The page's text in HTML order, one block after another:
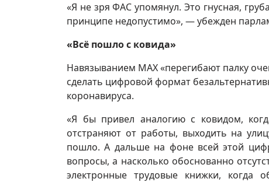
«Я не зря ФАС упомянул. Это гнусная,
принципе недопустимо», — убежден
«Всё пошло с ковида»
Навязыванием MAX «перегибают палку
сделать цифровой формат
коронавируса.
«Я бы привел аналогию с ковидом,
отстраняют от работы, выходить на
пошло. А дальше на фоне всей этой
вопросы, а насколько обоснованно
электронные трудовые книжки, когда